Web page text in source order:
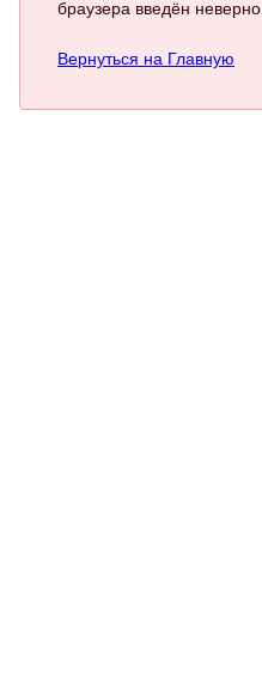
браузера введён неверно.
Вернуться на Главную